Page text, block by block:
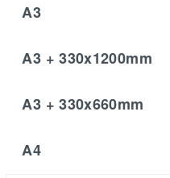
A3
A3 + 330x1200mm
A3 + 330x660mm
A4